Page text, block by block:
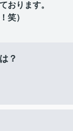
おります。
笑）
？